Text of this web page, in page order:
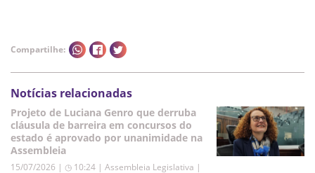
Compartilhe:
Notícias relacionadas
Projeto de Luciana Genro que derruba
cláusula de barreira em concursos do
estado é aprovado por unanimidade na
Assembleia
15/07/2026 | ◷ 10:24 | Assembleia Legislativa |